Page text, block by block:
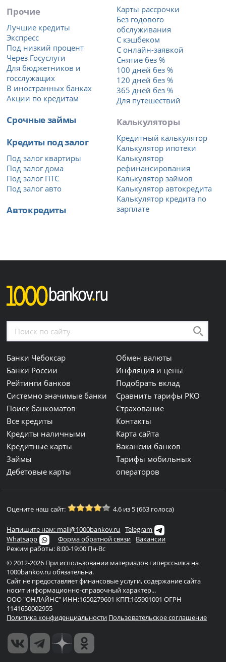
Прочие
Лучшие кредиты
Экспресс
Под низкий процент
Через Госуслуги
Для бюджетников и
госслужащих
В иностранных банках
Акции по кредитам
Срочные займы
Кредиты под залог
Под залог квартиры
Под залог дома
Под залог ПТС
Под залог авто
Автокредиты
Карты рассрочки
Без годового
обслуживания
С кэшбеком
С онлайн-заявкой
Снятие без %
100 дней без %
120 дней без %
365 дней без %
Для путешествий
Калькуляторы
Кредитный калькулятор
Калькулятор ипотеки
Калькулятор
рефинансирования
Калькулятор займов
Калькулятор автокредита
Калькулятор кредита по
зарплате
Банки Чебоксар
Банки России
Рейтинги банков
Системно значимые банки
Поиск банкоматов
Все кредиты
Кредиты наличными
Кредитные карты
Займы
Дебетовые карты
Обмен валюты
Инфляция и цены
Подобрать вклад
Сравнить тарифы РКО
Страхование
Контакты
Карта сайта
Вакансии банков
Тарифы мобильных
операторов
Оцените наш сайт: 4.6 из 5 (663 голоса)
Напишите нам: mail@1000bankov.ru
Telegram
Whatsapp
Форма обратной связи
Вакансии
Режим работы: 8:00-19:00 Пн-Вс
© 2012-2026 При использовании материалов гиперссылка на
1000bankov.ru обязательна.
Сайт не предоставляет финансовые услуги, содержание сайта
носит информационно-справочный характер...
ООО "ОНЛАЙНС" ИНН:1650279601 КПП:165901001 ОГРН
1141650002955
Политика конфиденциальности Пользовательское соглашение